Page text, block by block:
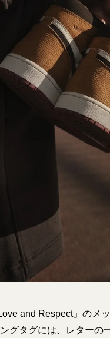
and Respect」のメ
グタグには、レターの